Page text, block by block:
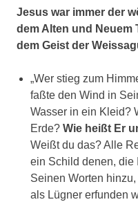
Jesus war immer der
dem Alten und Neuem
dem Geist der
„Wer stieg zum
faßte den Wind in
Wasser in ein Kleid?
Erde? Wie heißt Er
Weißt du das? Alle
ein Schild denen, die
Seinen Worten
als Lügner erfunden